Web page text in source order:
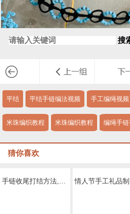
搜
平结 平结手链编法视频 手工编绳视频
米珠编织教程 米珠编织教程 编绳手
猜你喜欢